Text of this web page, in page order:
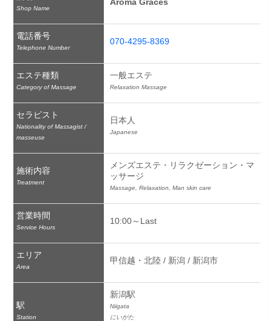
Shop Name
電話番号
Telephone Number
070-4295-8369
エステ種類
Category of Massage
一般エステ
Relaxation Massage
セラピスト
Nationality of Massagist /
masseuse
日本人
Japanese
施術内容
Treatment
メンズエステ・リラクゼーション・マ
ッサージ
Massage, Relaxation, Man skin care
営業時間
Service Hours
10:00～Last
エリア
Area
甲信越・北陸 / 新潟 / 新潟市
駅
Station
新潟駅
Niigata
にいがた